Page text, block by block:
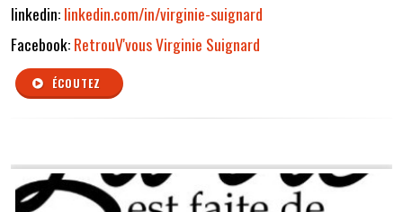
linkedin:linkedin.com/in/virginie-suignard
Facebook:RetrouV'vous Virginie Suignard
ÉCOUTEZ